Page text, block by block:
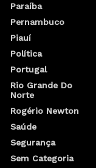
Paraíba
Pernambuco
Piauí
Política
Portugal
Rio Grande Do
Norte
Rogério Newton
Saúde
Segurança
Sem Categoria